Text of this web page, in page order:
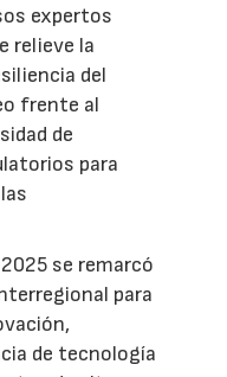
expertos
relieve la
del
frente al
de
para
se remarcó
para
de tecnología